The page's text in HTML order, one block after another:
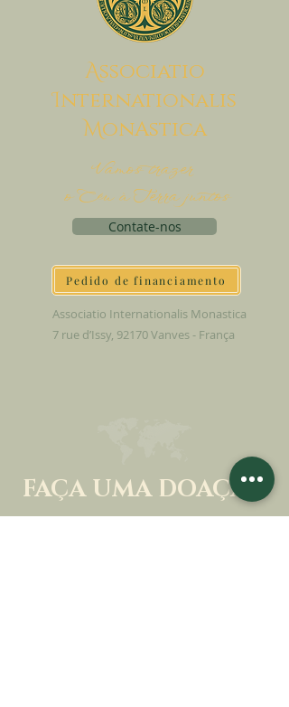
Associatio
Internationalis
MonAstica
Vamos trazer
o Céu à Terra juntos
Contate-nos
Pedido de financiamento
Associatio Internationalis Monastica
7 rue d’Issy, 92170 Vanves - França
FAÇA UMA DOAÇÃO